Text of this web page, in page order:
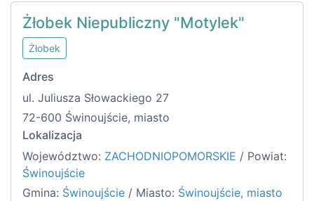
Żłobek Niepubliczny "Motylek"
Żłobek
Adres
ul. Juliusza Słowackiego 27
72-600 Świnoujście, miasto
Lokalizacja
Województwo: ZACHODNIOPOMORSKIE / Powiat:
Świnoujście
Gmina: Świnoujście / Miasto: Świnoujście, miasto